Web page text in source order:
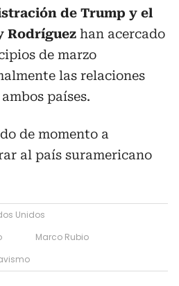
de Trump y el
Rodríguez han acercado
de marzo
las relaciones
países.
de momento a
al país suramericano
Unidos
Marco Rubio